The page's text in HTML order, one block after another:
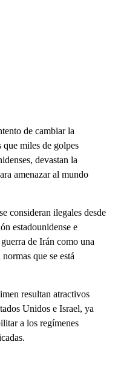
de cambiar la
miles de golpes
devastan la
amenazar al mundo
se consideran ilegales desde
estadounidense e
de Irán como una
que se está
resultan atractivos
Unidos e Israel, ya
a los regímenes